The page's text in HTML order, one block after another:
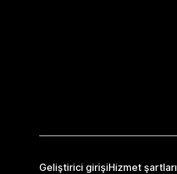
Geliştirici girişiHizmet şartları